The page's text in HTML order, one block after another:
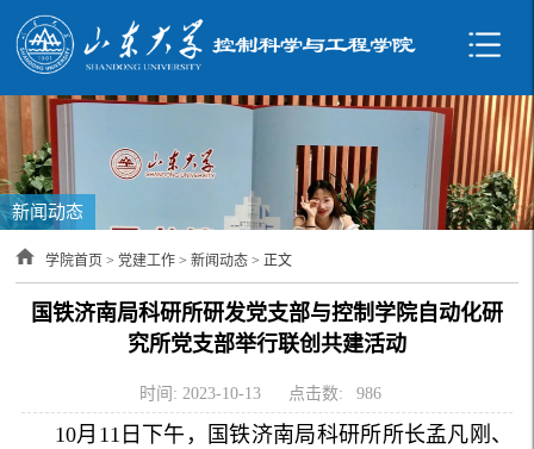
新闻动态
学院首页 > 党建工作 >新闻动态 > 正文
国铁济南局科研所研发党支部与控制学院自动化研
究所党支部举行联创共建活动
时间: 2023-10-13 点击数: 986
10月11日下午，国铁济南局科研所所长孟凡刚、